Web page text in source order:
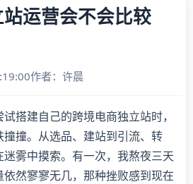
运营会不会比较
作者： 许晨
搭建自己的跨境电商独立站时，
撞。从选品、建站到引流、转
雾中摸索。有一次，我熬夜三天
然寥寥无几，那种挫败感到现在